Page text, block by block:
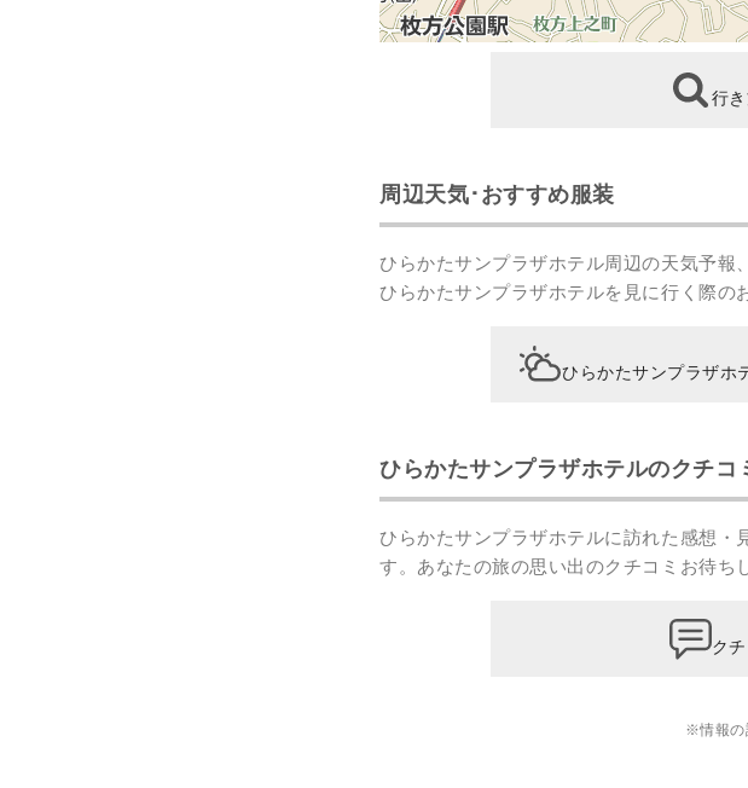
行
周辺天気･おすすめ服装
ひらかたサンプラザホテル周辺の天気予報
ひらかたサンプラザホテルを見に行く際の
ひらかたサンプラザホ
ひらかたサンプラザホテルのクチコ
ひらかたサンプラザホテルに訪れた感想・
す。あなたの旅の思い出のクチコミ お待ち
ク
※情報の